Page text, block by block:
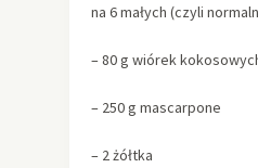
na 6 małych (czyli
– 80 g wiórek
– 250 g mascarpone
– 2 żółtka